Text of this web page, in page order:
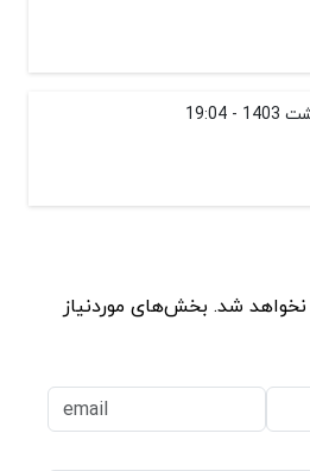
شد. بخش‌های موردنیاز